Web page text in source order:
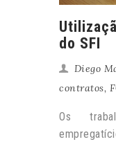
do SFI
Diego
contratos,
Os